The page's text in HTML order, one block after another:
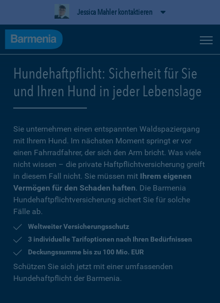
Jessica Mahler kontaktieren
Hundehaftpflicht: Sicherheit für Sie
und Ihren Hund in jeder Lebenslage
Sie unternehmen einen entspannten Waldspaziergang
mit Ihrem Hund. Im nächsten Moment springt er vor
einen Fahrradfahrer, der sich den Arm bricht. Was viele
nicht wissen – die private Haftpflichtversicherung greift
in diesem Fall nicht. Sie müssen mit Ihrem eigenen
Vermögen für den Schaden haften. Die Barmenia
Hundehaftpflichtversicherung sichert Sie für solche
Fälle ab.
Weltweiter Versicherungsschutz
3 individuelle Tarifoptionen nach Ihren Bedürfnissen
Deckungssumme bis zu 100 Mio. EUR
Schützen Sie sich jetzt mit einer umfassenden
Hundehaftpflicht der Barmenia.